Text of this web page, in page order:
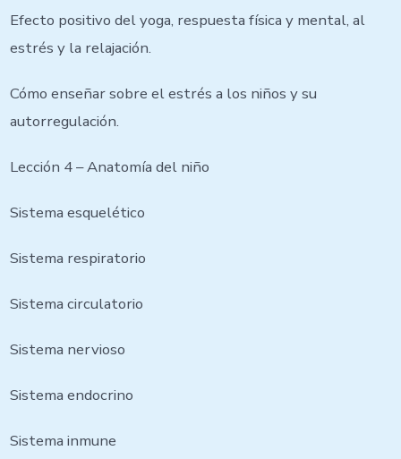
Efecto positivo del yoga, respuesta física y mental, al
estrés y la relajación.
Cómo enseñar sobre el estrés a los niños y su
autorregulación.
Lección 4 – Anatomía del niño
Sistema esquelético
Sistema respiratorio
Sistema circulatorio
Sistema nervioso
Sistema endocrino
Sistema inmune